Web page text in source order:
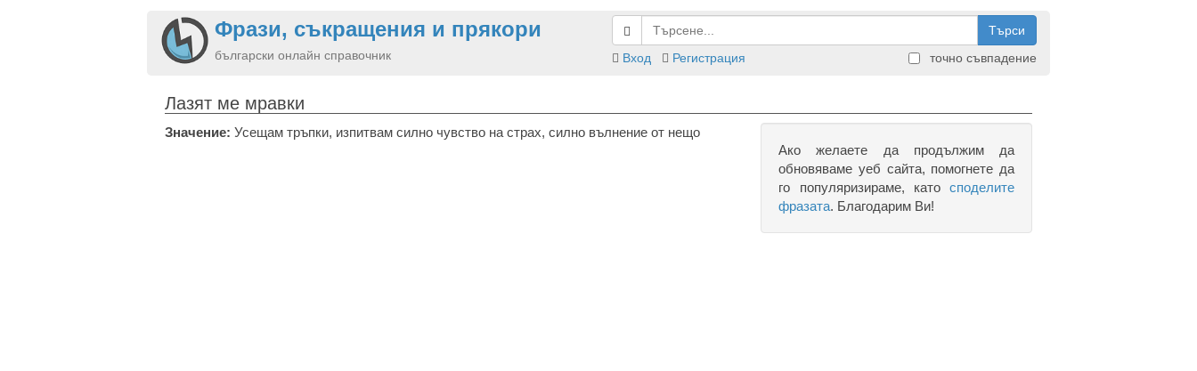
Фрази, съкращения и прякори
български онлайн справочник
Търси
Вход
Регистрация точно съвпадение
Лазят ме мравки
Значение: Усещам тръпки, изпитвам силно чувство на страх, силно вълнение от нещо
Ако желаете да продължим да
обновяваме уеб сайта, помогнете да
го популяризираме, като споделите
фразата. Благодарим Ви!